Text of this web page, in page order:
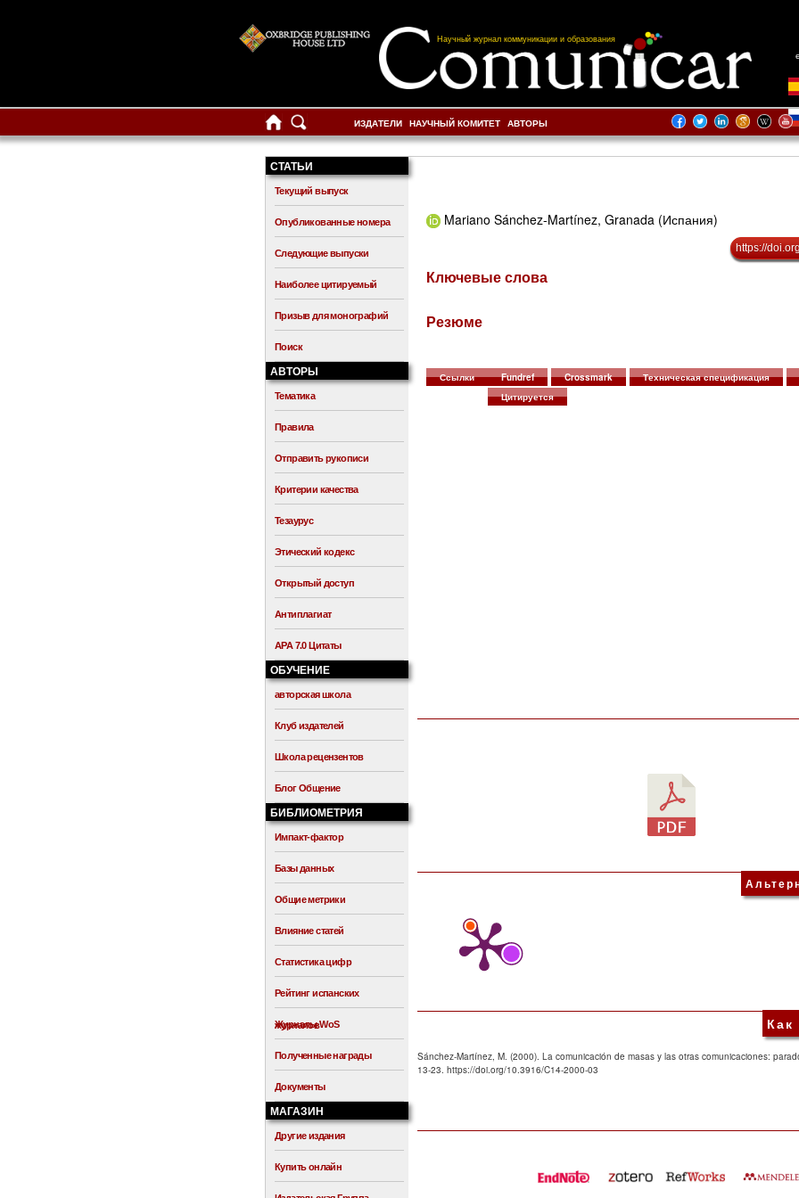
Научный журнал коммуникации и образования
ИЗДАТЕЛИ НАУЧНЫЙ КОМИТЕТ АВТОРЫ
СТАТЬИ
Текущий выпуск
Опубликованные номера
Следующие выпуски
Наиболее цитируемый
Призыв для монографий
Поиск
АВТОРЫ
Тематика
Правила
Отправить рукописи
Критерии качества
Тезаурус
Этический кодекс
Открытый доступ
Антиплагиат
APA 7.0 Цитаты
ОБУЧЕНИЕ
авторская школа
Клуб издателей
Школа рецензентов
Блог Общение
БИБЛИОМЕТРИЯ
Импакт-фактор
Базы данных
Общие метрики
Влияние статей
Статистика цифр
Рейтинг испанских
журналов
Журналы WoS
Полученные награды
Документы
МАГАЗИН
Другие издания
Купить онлайн
Mariano Sánchez-Martínez, Granada (Испания)
https://
Ключевые слова
Резюме
Ссылки Fundref Crossmark Техническая спецификация
Цитируется
Как
Sánchez-Martínez, M. (2000). La comunicación de masas y las otras comunicaciones:
13-23. https://doi.org/10.3916/C14-2000-03